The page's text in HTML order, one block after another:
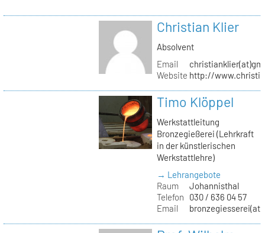
Christian Klier
Absolvent
Email
Website http://
Timo Klöppel
Werkstattleitung
Bronzegießerei (Lehrkraft
in der künstlerischen
Werkstattlehre)
→ Lehrangebote
Raum
Johannisthal
Telefon
030 / 636 04 57
Email